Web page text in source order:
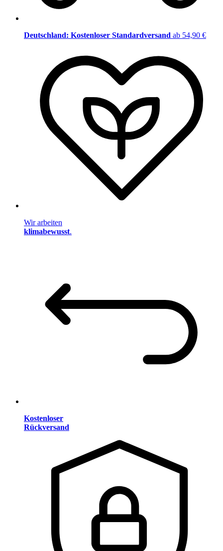
Deutschland: Kostenloser Standardversand ab 54,90 €
Wir arbeiten
klimabewusst.
Kostenloser
Rückversand